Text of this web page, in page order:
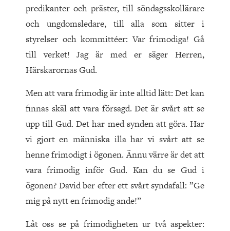
predikanter och präster, till söndagsskollärare
och ungdomsledare, till alla som sitter i
styrelser och kommittéer: Var frimodiga! Gå
till verket! Jag är med er säger Herren,
Härskarornas Gud.
Men att vara frimodig är inte alltid lätt: Det kan
finnas skäl att vara försagd. Det är svårt att se
upp till Gud. Det har med synden att göra. Har
vi gjort en människa illa har vi svårt att se
henne frimodigt i ögonen. Ännu värre är det att
vara frimodig inför Gud. Kan du se Gud i
ögonen? David ber efter ett svårt syndafall: ”Ge
mig på nytt en frimodig ande!”
Låt oss se på frimodigheten ur två aspekter: